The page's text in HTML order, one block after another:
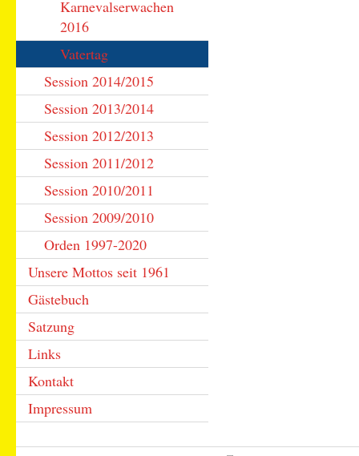
Karnevalserwachen
2016
Vatertag
Session 2014/2015
Session 2013/2014
Session 2012/2013
Session 2011/2012
Session 2010/2011
Session 2009/2010
Orden 1997-2020
Unsere Mottos seit 1961
Gästebuch
Satzung
Links
Kontakt
Impressum